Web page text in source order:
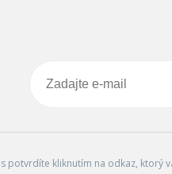
kliknutím na odkaz, ktorý